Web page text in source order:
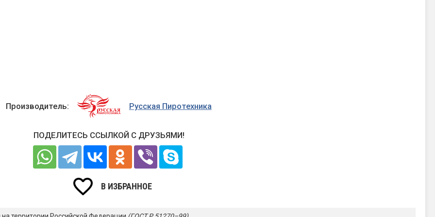
Производитель: Русская Пиротехника
ПОДЕЛИТЕСЬ ССЫЛКОЙ С ДРУЗЬЯМИ!
В ИЗБРАННОЕ